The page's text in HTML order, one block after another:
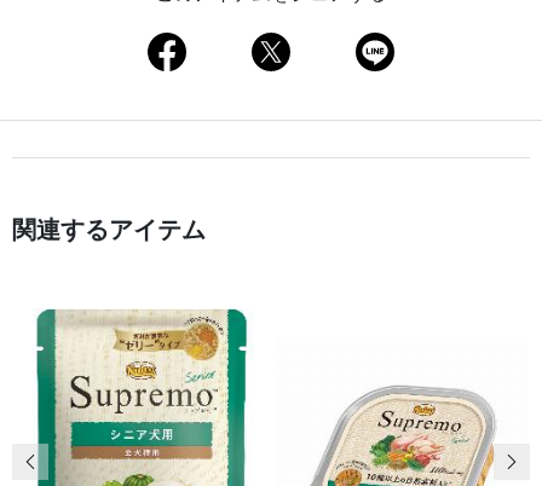
関連するアイテム
前の画像 次